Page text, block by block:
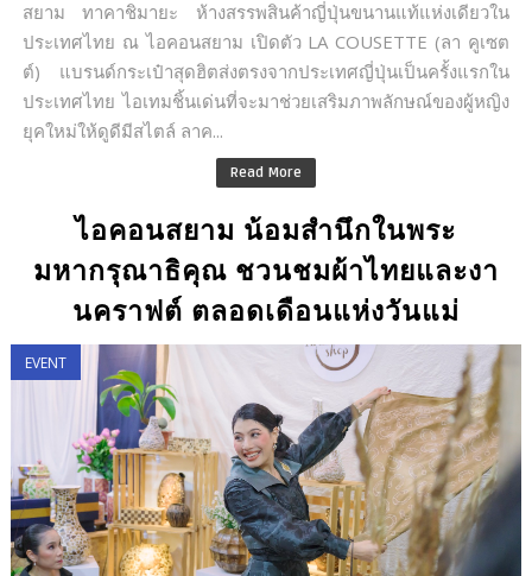
สยาม ทาคาชิมายะ ห้างสรรพสินค้าญี่ปุ่นขนานแท้แห่งเดียวใน
ประเทศไทย ณ ไอคอนสยาม เปิดตัว LA COUSETTE (ลา คูเซต
ต์) แบรนด์กระเป๋าสุดฮิตส่งตรงจากประเทศญี่ปุ่นเป็นครั้งแรกใน
ประเทศไทย ไอเทมชิ้นเด่นที่จะมาช่วยเสริมภาพลักษณ์ของผู้หญิง
ยุคใหม่ให้ดูดีมีสไตล์ ลาค...
Read More
ไอคอนสยาม น้อมสำนึกในพระ
มหากรุณาธิคุณ ชวนชมผ้าไทยและงา
นคราฟต์ ตลอดเดือนแห่งวันแม่
EVENT